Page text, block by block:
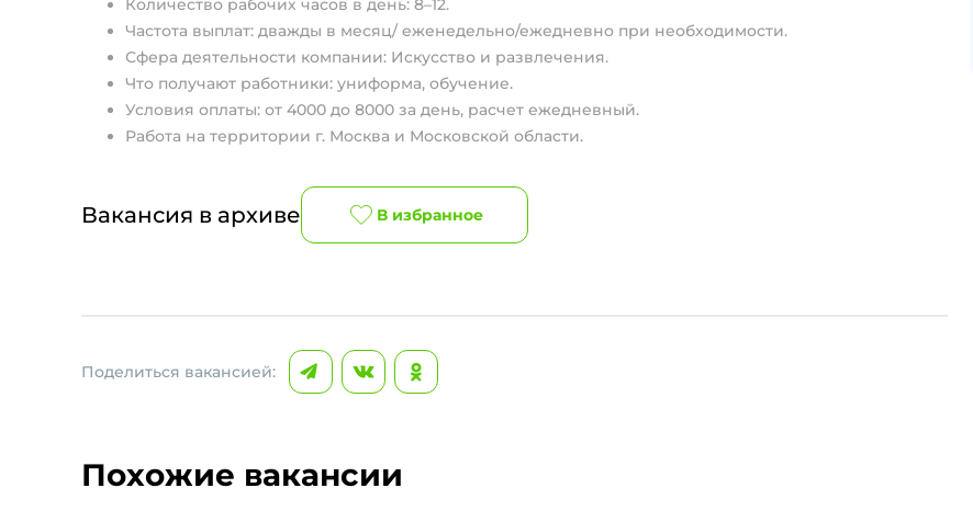
Количество рабочих часов в день: 8–12.
Частота выплат: дважды в месяц/ еженедельно/ежедневно при необходимости.
Сфера деятельности компании: Искусство и развлечения.
Что получают работники: униформа, обучение.
Условия оплаты: от 4000 до 8000 за день, расчет ежедневный.
Работа на территории г. Москва и Московской области.
Вакансия в архиве В избранное
Поделиться вакансией:
Похожие вакансии